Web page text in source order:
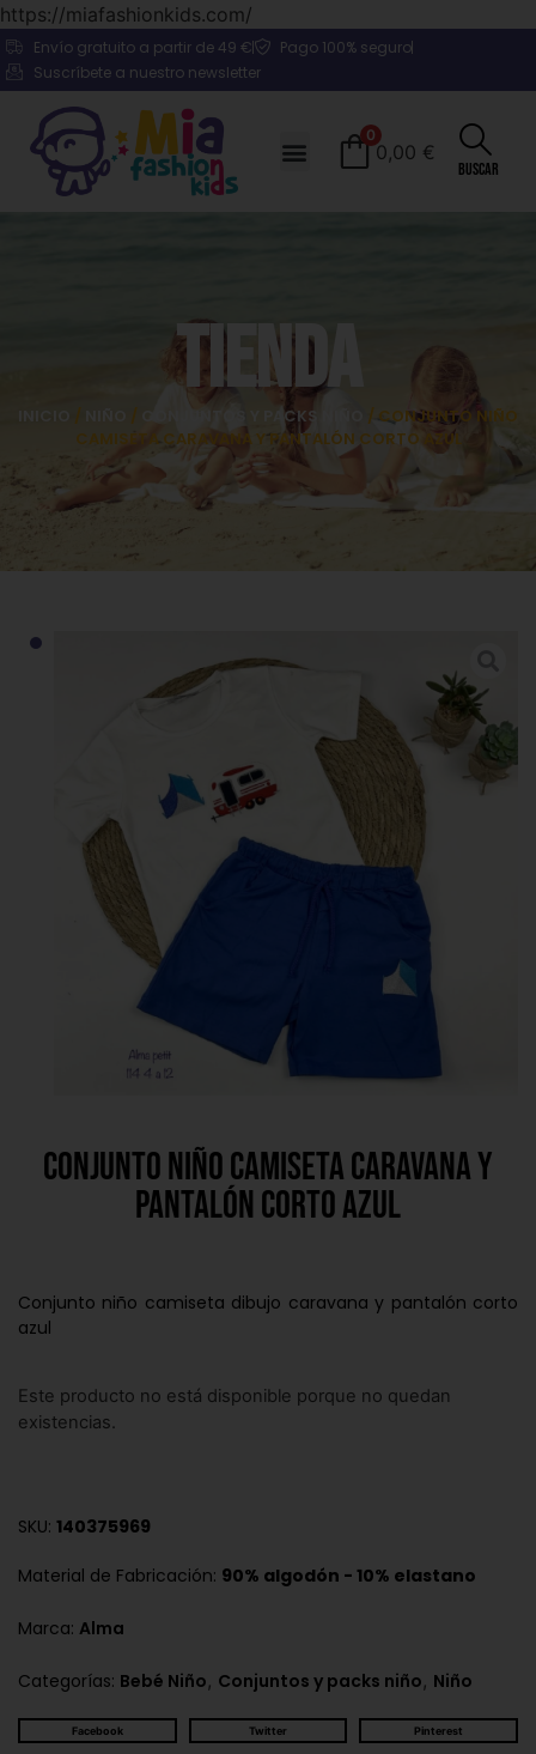
https://miafashionkids.com/
Envío gratuito a partir de 49 €
Pago 100% seguro
Suscríbete a nuestro newsletter
0
0,00 €
Buscar
Tienda
/ / CONJUNTOS Y PACKS NIÑO
/ CONJUNTO NIÑO
CAMISETA CARAVANA Y PANTALÓN CORTO AZUL
Conjunto niño camiseta caravana y
pantalón corto azul
Conjunto niño camiseta dibujo caravana y pantalón corto
azul
Este producto no está disponible porque no quedan
existencias.
SKU: 140375969
Material de Fabricación: 90% algodón - 10% elastano
Marca: Alma
Categorías: Bebé Niño, Conjuntos y packs niño, Niño
Facebook Twitter Pinterest